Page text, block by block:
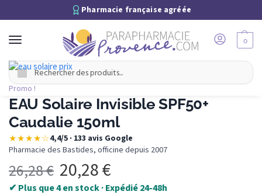
Pharmacie française agréée
0
Promo !
EAU Solaire Invisible SPF50+
Caudalie 150ml
★★★★☆4,4/5 · 133 avis Google·
Pharmacie des Bastides, officine depuis 2007
26,28€ 20,28€
✔ Plus que 4 en stock · Expédié 24-48h